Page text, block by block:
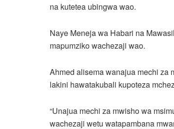
na kutetea ubingwa wao.
Naye Meneja wa Habari na
mapumziko wachezaji wao.
Ahmed alisema wanajua mechi za
lakini hawatakubali kupoteza
“Unajua mechi za mwisho wa
wachezaji wetu watapambana